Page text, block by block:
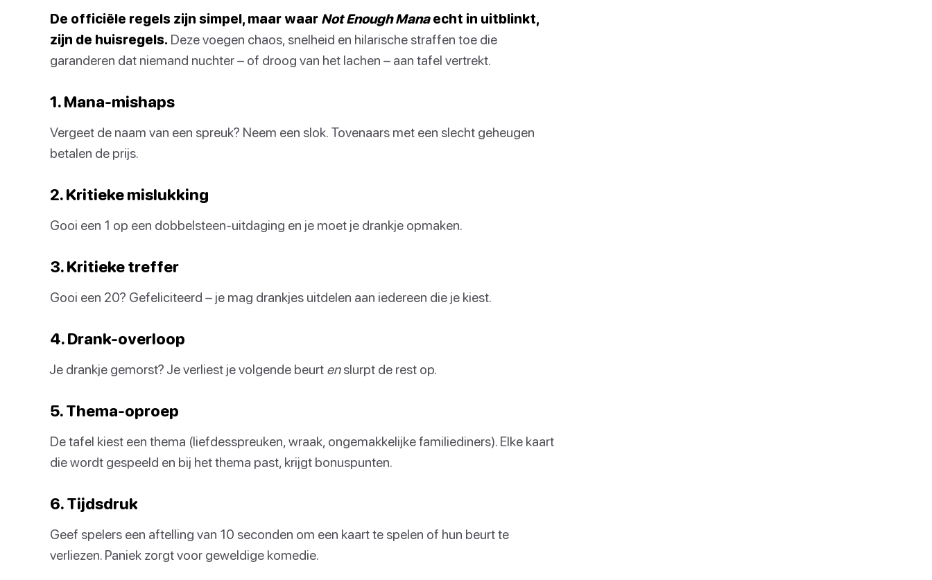
De officiële regels zijn simpel, maar waar Not Enough Manaecht in uitblinkt,
zijn de huisregels. Deze voegen chaos, snelheid en hilarische straffen toe die
garanderen dat niemand nuchter – of droog van het lachen – aan tafel vertrekt.
1. Mana-mishaps
Vergeet de naam van een spreuk? Neem een slok. Tovenaars met een slecht geheugen
betalen de prijs.
2. Kritieke mislukking
Gooi een 1 op een dobbelsteen-uitdaging en je moet je drankje opmaken.
3. Kritieke treffer
Gooi een 20? Gefeliciteerd – je mag drankjes uitdelen aan iedereen die je kiest.
4. Drank-overloop
Je drankje gemorst? Je verliest je volgende beurt enslurpt de rest op.
5. Thema-oproep
De tafel kiest een thema (liefdesspreuken, wraak, ongemakkelijke familiediners). Elke kaart
die wordt gespeeld en bij het thema past, krijgt bonuspunten.
6. Tijdsdruk
Geef spelers een aftelling van 10 seconden om een kaart te spelen of hun beurt te
verliezen. Paniek zorgt voor geweldige komedie.